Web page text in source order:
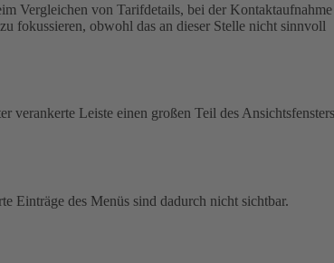
Vergleichen von Tarifdetails, bei der Kontaktaufnahme
fokussieren, obwohl das an dieser Stelle nicht sinnvoll
verankerte Leiste einen großen Teil des
Einträge des Menüs sind dadurch nicht sichtbar.